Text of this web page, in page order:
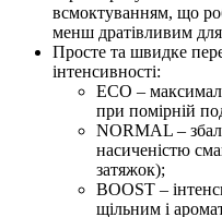
всмоктуванням, що
менш дратівливим
Просте та швидке
інтенсивності:
ECO –
при помірній
NORMAL –
насиченістю
затяжок);
BOOST –
щільним і